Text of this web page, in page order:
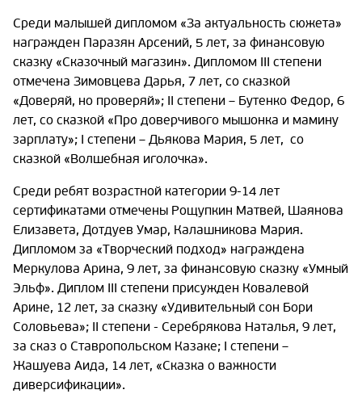
Среди малышей дипломом «За актуальность сюжета»
награжден Паразян Арсений, 5 лет, за финансовую
сказку «Сказочный магазин». Дипломом III степени
отмечена Зимовцева Дарья, 7 лет, со сказкой
«Доверяй, но проверяй»; II степени – Бутенко Федор, 6
лет, со сказкой «Про доверчивого мышонка и мамину
зарплату»; I степени – Дьякова Мария, 5 лет, со
сказкой «Волшебная иголочка».
Среди ребят возрастной категории 9-14 лет
сертификатами отмечены Рощупкин Матвей, Шаянова
Елизавета, Дотдуев Умар, Калашникова Мария.
Дипломом за «Творческий подход» награждена
Меркулова Арина, 9 лет, за финансовую сказку «Умный
Эльф». Диплом III степени присужден Ковалевой
Арине, 12 лет, за сказку «Удивительный сон Бори
Соловьева»; II степени - Серебрякова Наталья, 9 лет,
за сказ о Ставропольском Казаке; I степени –
Жашуева Аида, 14 лет, «Сказка о важности
диверсификации».